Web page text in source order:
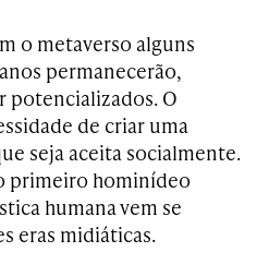
o metaverso alguns
permanecerão,
potencializados. O
de criar uma
seja aceita socialmente.
primeiro hominídeo
humana vem se
eras midiáticas.